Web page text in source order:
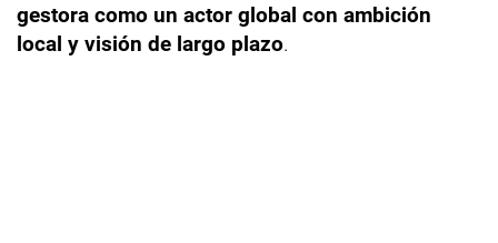
gestora como un actor global con ambición
local y visión de largo plazo.